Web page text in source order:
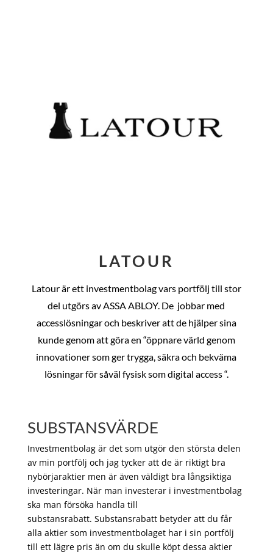
LATOUR
Latour är ett investmentbolag vars portfölj till stor
del utgörs av ASSA ABLOY. De jobbar med
accesslösningar och beskriver att de hjälper sina
kunde genom att göra en “öppnare värld genom
innovationer som ger trygga, säkra och bekväma
lösningar för såväl fysisk som digital access “.
SUBSTANSVÄRDE
Investmentbolag är det som utgör den största delen
av min portfölj och jag tycker att de är riktigt bra
nybörjaraktier men är även väldigt bra långsiktiga
investeringar. När man investerar i investmentbolag
ska man försöka handla till
substansrabatt. Substansrabatt betyder att du får
alla aktier som investmentbolaget har i sin portfölj
till ett lägre pris än om du skulle köpt dessa aktier